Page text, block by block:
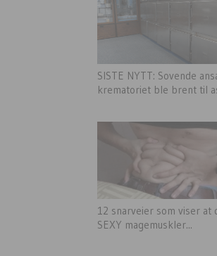
SISTE NYTT: Sovende
krematoriet ble brent til
12 snarveier som viser at
SEXY magemuskler...